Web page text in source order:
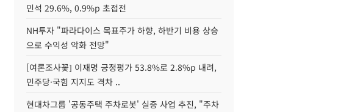
민석 29.6%, 0.9%p 초접전
NH투자 "파라다이스 목표주가 하향, 하반기 비용 상승
으로 수익성 악화 전망"
[여론조사꽃] 이재명 긍정평가 53.8%로 2.8%p 내려,
민주당·국힘 지지도 격차 ..
현대차그룹 '공동주택 주차로봇' 실증 사업 추진, "주차